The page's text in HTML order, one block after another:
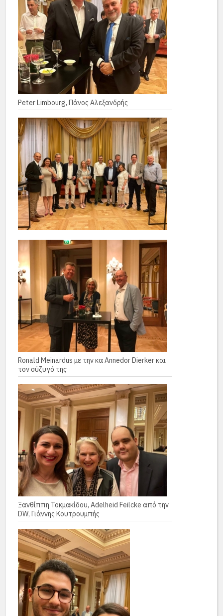
Peter Limbourg, Πάνος Αλεξανδρής
Ronald Meinardus με την κα Annedor Dierker και
τον σύζυγό της
Ξανθίππη Τοκμακίδου, Adelheid Feilcke από την
DW, Γιάννης Κουτρουμπής